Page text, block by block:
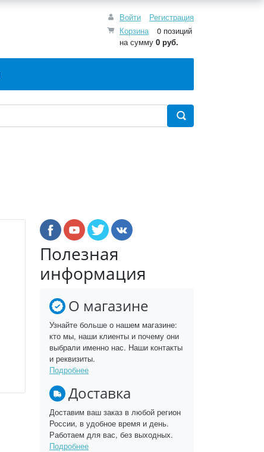
Войти
Регистрация
Корзина
0 позиций
на сумму 0 руб.
Полезная
информация
О магазине
Узнайте больше о нашем магазине:
кто мы, наши клиенты и почему они
выбрали именно нас. Наши контакты
и реквизиты.
Подробнее
Доставка
Доставим ваш заказ в любой регион
России, в удобное время и день.
Работаем для вас, без выходных.
Подробнее